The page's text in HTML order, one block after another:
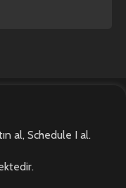
al, Schedule I al.